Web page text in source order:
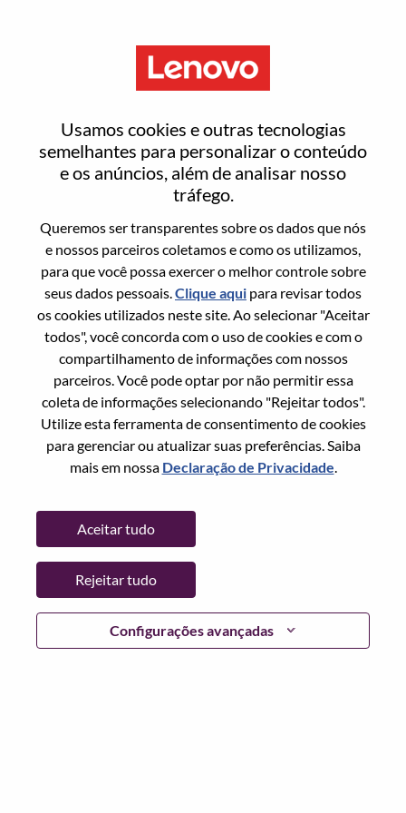
Usamos cookies e outras tecnologias
semelhantes para personalizar o conteúdo
e os anúncios, além de analisar nosso
tráfego.
Queremos ser transparentes sobre os dados que nós
e nossos parceiros coletamos e como os utilizamos,
para que você possa exercer o melhor controle sobre
seus dados pessoais.Clique aqui para revisar todos
os cookies utilizados neste site. Ao selecionar "Aceitar
todos", você concorda com o uso de cookies e com o
compartilhamento de informações com nossos
parceiros. Você pode optar por não permitir essa
coleta de informações selecionando "Rejeitar todos".
Utilize esta ferramenta de consentimento de cookies
para gerenciar ou atualizar suas preferências. Saiba
mais em nossa Declaração de Privacidade.
Configurações avançadas
Aceitar tudo
Rejeitar tudo
Redefinir senha
Tem certeza que deseja redefinir sua
Enter the email address associated with your
account, then click "Continue".
Vamos enviar por email um link para você
redefinir sua senha.
Redefinir senha com seu email
Email*
Continuar